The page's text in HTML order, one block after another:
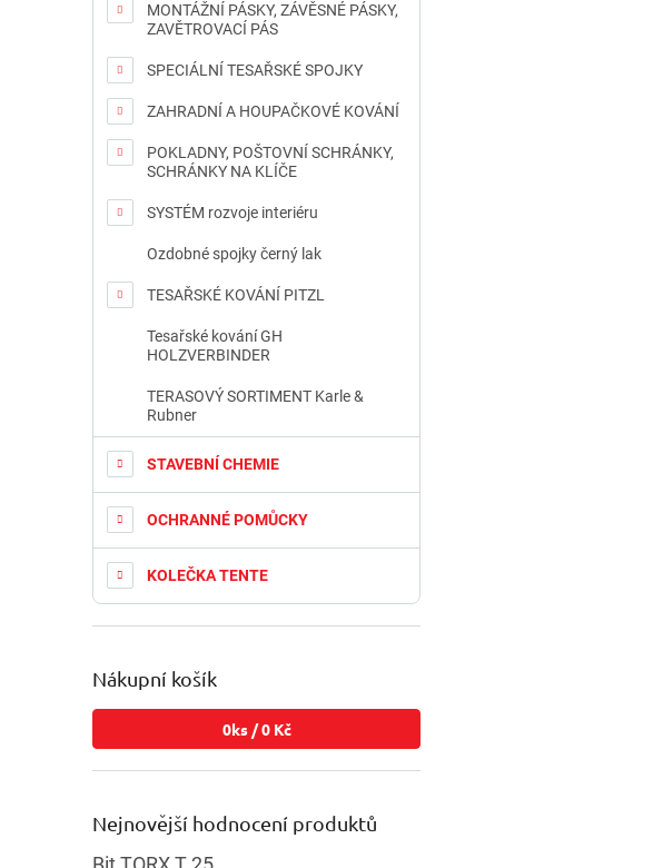
MONTÁŽNÍ PÁSKY, ZÁVĚSNÉ PÁSKY,
ZAVĚTROVACÍ PÁS
SPECIÁLNÍ TESAŘSKÉ SPOJKY
ZAHRADNÍ A HOUPAČKOVÉ KOVÁNÍ
POKLADNY, POŠTOVNÍ SCHRÁNKY,
SCHRÁNKY NA KLÍČE
SYSTÉM rozvoje interiéru
Ozdobné spojky černý lak
TESAŘSKÉ KOVÁNÍ PITZL
Tesařské kování GH
HOLZVERBINDER
TERASOVÝ SORTIMENT Karle &
Rubner
STAVEBNÍ CHEMIE
OCHRANNÉ POMŮCKY
KOLEČKA TENTE
Nákupní košík
0ks /0 Kč
Nejnovější hodnocení produktů